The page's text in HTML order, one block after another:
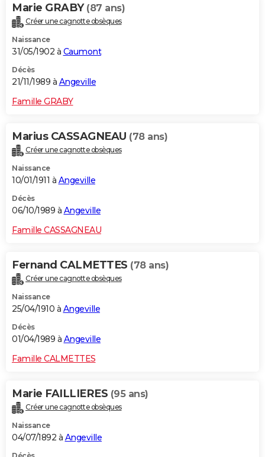
Marie GRABY (87 ans)
Créer une cagnotte obsèques
Naissance
31/05/1902 à Caumont
Décès
21/11/1989 à Angeville
Famille GRABY
Marius CASSAGNEAU (78 ans)
Créer une cagnotte obsèques
Naissance
10/01/1911 à Angeville
Décès
06/10/1989 à Angeville
Famille CASSAGNEAU
Fernand CALMETTES (78 ans)
Créer une cagnotte obsèques
Naissance
25/04/1910 à Angeville
Décès
01/04/1989 à Angeville
Famille CALMETTES
Marie FAILLIERES (95 ans)
Créer une cagnotte obsèques
Naissance
04/07/1892 à Angeville
Décès